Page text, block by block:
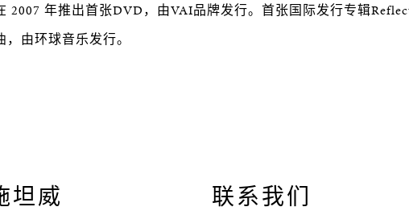
2007 年推出首张DVD，由VAI品牌发行。首张国际发行专辑
，由环球音乐发行。
坦威 联系我们